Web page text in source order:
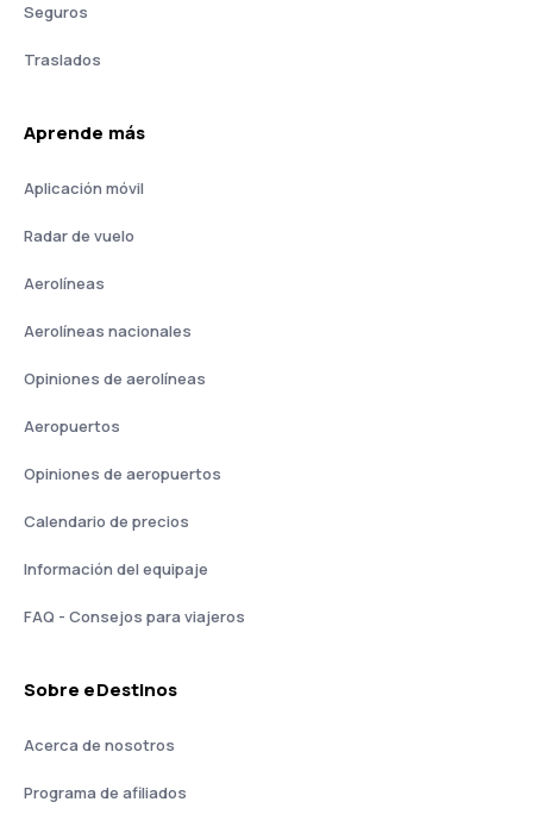
Seguros
Traslados
Aprende más
Aplicación móvil
Radar de vuelo
Aerolíneas
Aerolíneas nacionales
Opiniones de aerolíneas
Aeropuertos
Opiniones de aeropuertos
Calendario de precios
Información del equipaje
FAQ - Consejos para viajeros
Sobre eDestinos
Acerca de nosotros
Programa de afiliados